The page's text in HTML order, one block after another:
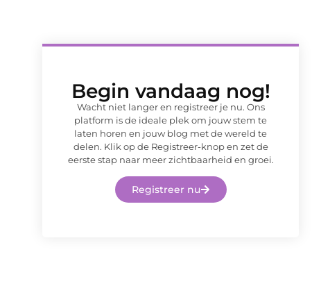
Begin vandaag nog!
Wacht niet langer en registreer je nu. Ons
platform is de ideale plek om jouw stem te
laten horen en jouw blog met de wereld te
delen. Klik op de Registreer-knop en zet de
eerste stap naar meer zichtbaarheid en groei.
Registreer nu